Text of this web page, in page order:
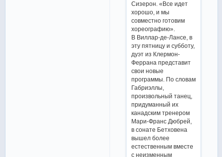
Сизерон. «Все идет
хорошо, и мы
совместно готовим
хореографию».
В Виллар-де-Лансе, в
эту пятницу и субботу,
дуэт из Клермон-
Феррана представит
свои новые
программы. По словам
Габриэллы,
произвольный танец,
придуманный их
канадским тренером
Мари-Франс Дюбрей,
в сонате Бетховена
вышел более
естественным вместе
с неизменным